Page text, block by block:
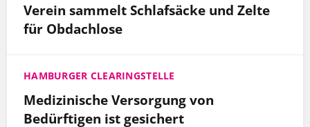
Verein sammelt Schlafsäcke und Zelte
für Obdachlose
HAMBURGER CLEARINGSTELLE
Medizinische Versorgung von
Bedürftigen ist gesichert